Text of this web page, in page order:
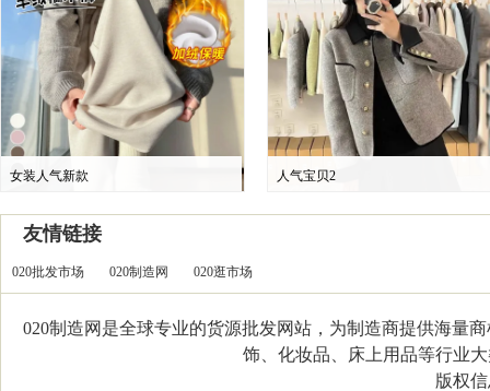
女装人气新款 人气宝贝2
友情链接
020批发市场 020制造网 020逛市场
020制造网是全球专业的货源批发网站，为制造商提供海量
饰、化妆品、床上用品等行业
版权信